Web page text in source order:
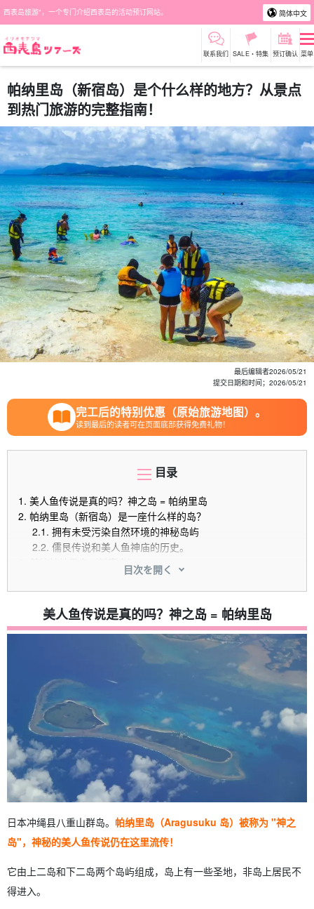
西表岛旅游"，一个专门介绍西表岛的活动预订网站。 简体中文
联系我们 SALE・特集 预订确认 菜单
帕纳里岛（新宿岛）是个什么样的地方？从景点
到热门旅游的完整指南！
最后编辑者2026/05/21
提交日期和时间； 2026/05/21
完工后的特别优惠（原始旅游地图）。
读到最后的读者可在页面底部获得免费礼物！
目录
1. 美人鱼传说是真的吗？神之岛 = 帕纳里岛
2. 帕纳里岛（新宿岛）是一座什么样的岛？
2.1. 拥有未受污染自然环境的神秘岛屿
2.2. 儒艮传说和美人鱼神庙的历史。
前往帕纳里岛（新宿岛）
如何从石垣岛前往
3.2.如何从西表岛前往
帕纳里岛（新宿岛）上的 4 个热门旅游景点。
4.1.波照间村里
帕纳里岛（新宿岛）的 3 项热门活动
西表岛的 3 项热门活动
6.1.
红树林独木舟之旅
6.2.巴拉斯岛登陆之旅
6.3.浮潜之旅
7.帕纳里岛（新宿岛）问答
8.摘要
目次を開く
美人鱼传说是真的吗？神之岛 = 帕纳里岛
日本冲绳县八重山群岛。 帕纳里岛（Aragusuku 岛）被称为 "神之
岛"，神秘的美人鱼传说仍在这里流传！
它由上二岛和下二岛两个岛屿组成，岛上有一些圣地，非岛上居民不
得进入。